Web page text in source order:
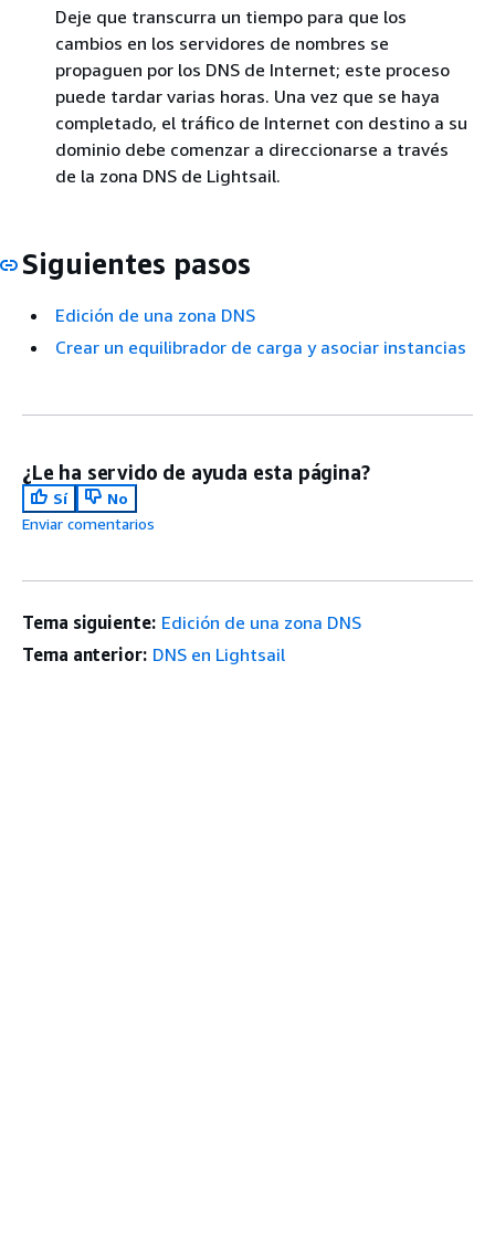
Deje que transcurra un tiempo para que los
cambios en los servidores de nombres se
propaguen por los DNS de Internet; este proceso
puede tardar varias horas. Una vez que se haya
completado, el tráfico de Internet con destino a su
dominio debe comenzar a direccionarse a través
de la zona DNS de Lightsail.
Siguientes pasos
Edición de una zona DNS
Crear un equilibrador de carga y asociar instancias
¿Le ha servido de ayuda esta página?
Sí
No
Enviar comentarios
Tema siguiente: Edición de una zona DNS
Tema anterior: DNS en Lightsail